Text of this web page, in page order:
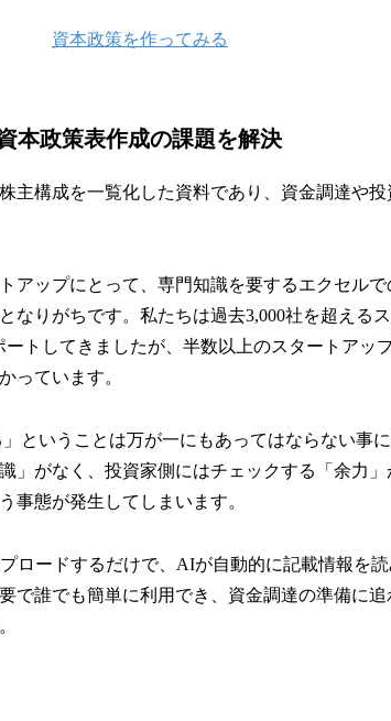
資本政策を作ってみる
本政策表作成の課題を解決
主構成を一覧化した資料であり、資金調達や
アップにとって、専門知識を要するエクセル
なりがちです。私たちは過去3,000社を超える
ートしてきましたが、半数以上のスタートアッ
っています。
ということは万が一にもあってはならない事
」がなく、投資家側にはチェックする「余力
事態が発生してしまいます。
ロードするだけで、AIが自動的に記載情報を
で誰でも簡単に利用でき、資金調達の準備に